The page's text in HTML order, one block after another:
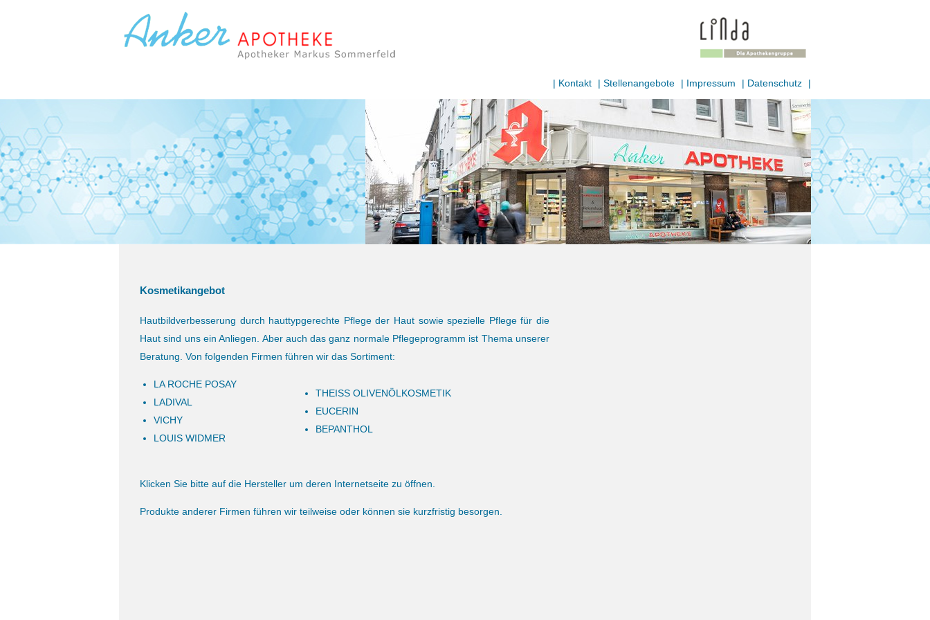
| Kontakt | Stellenangebote | Impressum | Datenschutz |
Kosmetikangebot
Hautbildverbesserung durch hauttypgerechte Pflege der Haut sowie spezielle Pflege für die
Haut sind uns ein Anliegen. Aber auch das ganz normale Pflegeprogramm ist Thema unserer
Beratung. Von folgenden Firmen führen wir das Sortiment:
LA ROCHE POSAY
LADIVAL
VICHY
LOUIS WIDMER
THEISS OLIVENÖLKOSMETIK
EUCERIN
BEPANTHOL
Klicken Sie bitte auf die Hersteller um deren Internetseite zu öffnen.
Produkte anderer Firmen führen wir teilweise oder können sie kurzfristig besorgen.